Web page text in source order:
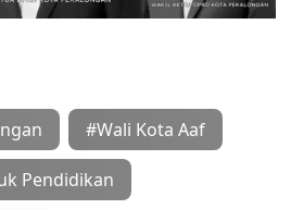
#Wali Kota Aaf
Pendidikan